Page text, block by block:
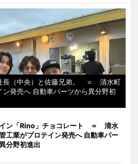
長（中央）と佐藤兄弟。 ＝ 清水町
発売へ 自動車パーツから異分野初
ン「Rino」チョコレート ＝ 清水
工業がプロテイン発売へ 自動車パー
分野初進出